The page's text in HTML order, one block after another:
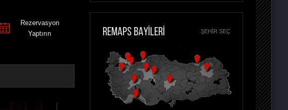
Rezervasyon
Yaptırın
REMAPS BAYİLERİ ŞEHIR SEÇ